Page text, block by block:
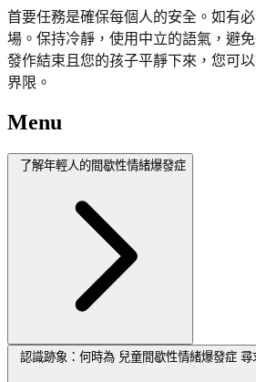
首要任務是確保每個人的安全。如有
場。保持冷靜，使用中立的語氣，避
發作結束且您的孩子平靜下來，您可
界限。
Menu
了解年輕人的間歇性情緒爆發症
認識跡象：何時為 兒童間歇性情緒爆發症 尋